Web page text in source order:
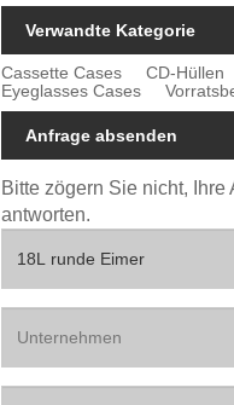
Verwandte Kategorie
Cassette Cases CD-Hüllen
Eyeglasses Cases
Anfrage absenden
Bitte zögern Sie nicht,
antworten.